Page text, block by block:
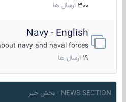
300 ارسال ها
Navy - English
about navy and naval forces!
ارسال ها
NEWS SECTION - بخش خبر